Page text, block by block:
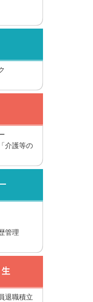
介護等の
管理
退職積立